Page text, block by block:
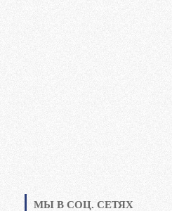
МЫ В СОЦ. СЕТЯХ